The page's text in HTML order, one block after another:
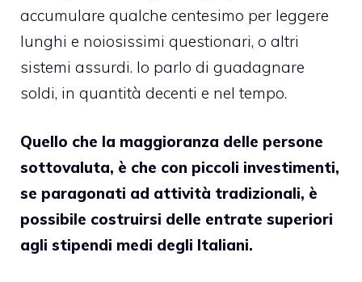
accumulare qualche centesimo per leggere
lunghi e noiosissimi questionari, o altri
sistemi assurdi. Io parlo di guadagnare
soldi, in quantità decenti e nel tempo.
Quello che la maggioranza delle persone
sottovaluta, è che con piccoli investimenti,
se paragonati ad attività tradizionali, è
possibile costruirsi delle entrate superiori
agli stipendi medi degli Italiani.